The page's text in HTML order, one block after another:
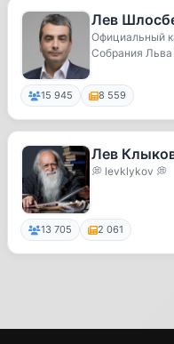
Лев
Официальный
Собрания
15 945 8 559
Лев
💭 levklykov 💭
13 705 2 061